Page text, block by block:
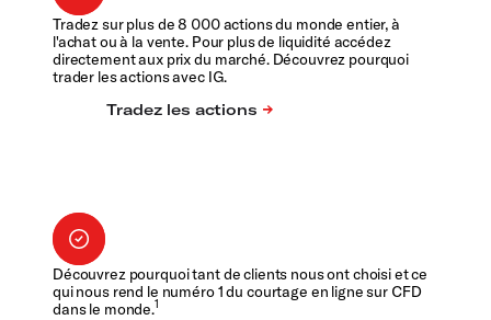
Tradez sur plus de 8 000 actions du monde entier, à
l'achat ou à la vente. Pour plus de liquidité accédez
directement aux prix du marché. Découvrez pourquoi
trader les actions avec IG.
Découvrez pourquoi tant de clients nous ont choisi et ce
qui nous rend le numéro 1 du courtage en ligne sur CFD
dans le monde.1